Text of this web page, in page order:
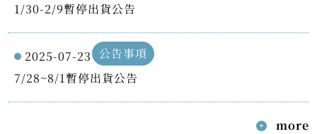
1/30-2/9暫停出貨公告
2025-07-23
公告事項
7/28~8/1暫停出貨公告
more